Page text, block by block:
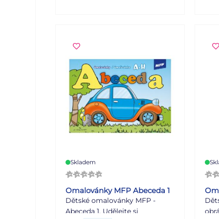
Zakoupit si u náš můžete i
kvalitní barevné pastelky. Počet
stran: 16 Formát omalovánek:
A5 Počet předloh k vymalování:
8 VAROVÁNÍ: Nevhodné pro
děti do 3 let. Nebezpečí
vdechnutí a spolknutí malých
částic. Uvedená cena je za 1 ks.
Skladem
Omalovánky MFP Abeceda 1
Dětské omalovánky MFP -
Abeceda 1. Udělejte si